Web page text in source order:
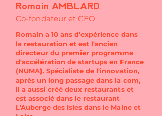
Romain AMBLARD
Co-fondateur et CEO
Romain a 10 ans d'expérience dans
la restauration et est l'ancien
directeur du premier programme
d'accélération de startups en France
(NUMA). Spécialiste de l'innovation,
après un long passage dans la com,
il a aussi créé deux restaurants et
est associé dans le restaurant
L'Auberge des Isles dans le Maine et